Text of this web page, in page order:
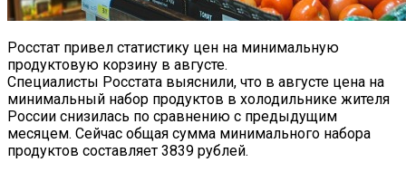
Росстат привел статистику цен на минимальную
продуктовую корзину в августе.
Специалисты Росстата выяснили, что в августе цена на
минимальный набор продуктов в холодильнике жителя
России снизилась по сравнению с предыдущим
месяцем. Сейчас общая сумма минимального набора
продуктов составляет 3839 рублей.